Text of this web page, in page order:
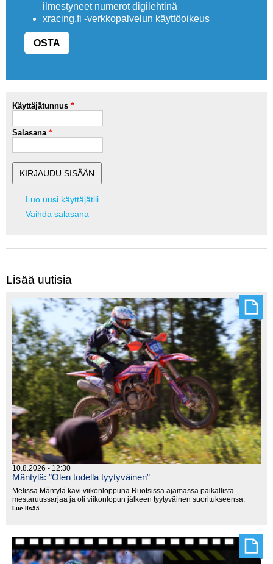
ilmestyneet numerot digilehtinä
xracing.fi -verkkopalvelun käyttöoikeus
OSTA
Käyttäjätunnus
Salasana
Luo uusi käyttäjätili
Vaihda salasana
Lisää uutisia
10.8.2026 - 12:30
Mäntylä: ”Olen todella tyytyväinen”
Melissa Mäntylä kävi viikonloppuna Ruotsissa ajamassa paikallista
mestaruussarjaa ja oli viikonlopun jälkeen tyytyväinen suoritukseensa.
Lue lisää